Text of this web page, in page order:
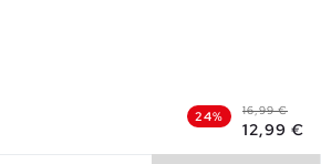
24% 16,99 €
12,99 €